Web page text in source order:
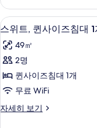
기
기
즈
침
대
2
개,
코
너
스
위
트,
사
이
침
대
개,
스
위
트,
퀸
사
즈
6
스위트, 퀸사이즈침대 1
49㎡
2명
퀸사이즈침대 1개
무료 WiFi
자세히 보기
스